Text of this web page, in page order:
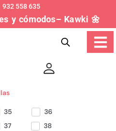
932 558 635
y cómodos– Kawki 🌼
35
36
37
38